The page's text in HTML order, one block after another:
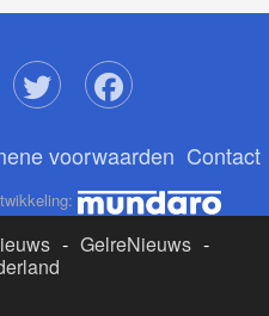
voorwaarden Contact
- GelreNieuws -